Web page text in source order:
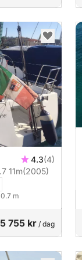
4.3(4)
11m(2005)
m
5 755 kr / dag